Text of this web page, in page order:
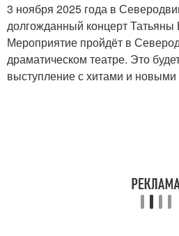
3 ноября 2025 года в
долгожданный концерт Татьяны
Мероприятие пройдёт в
драматическом театре. Это
выступление с хитами и